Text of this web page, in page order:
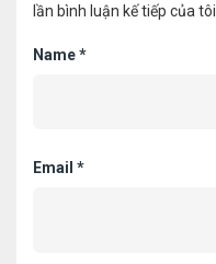
lần bình luận kế tiếp của tôi.
Name*
Email *